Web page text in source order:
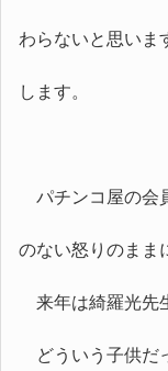
わらないと思いま
します。
パチンコ屋の会
のない怒りのまま
来年は綺羅光先
どういう子供だ